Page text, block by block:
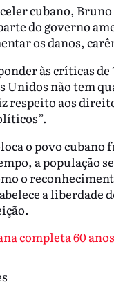
cubano,
do governo
os danos,
às críticas
Unidos não tem
respeito aos
o povo
a população
o
a
completa 60